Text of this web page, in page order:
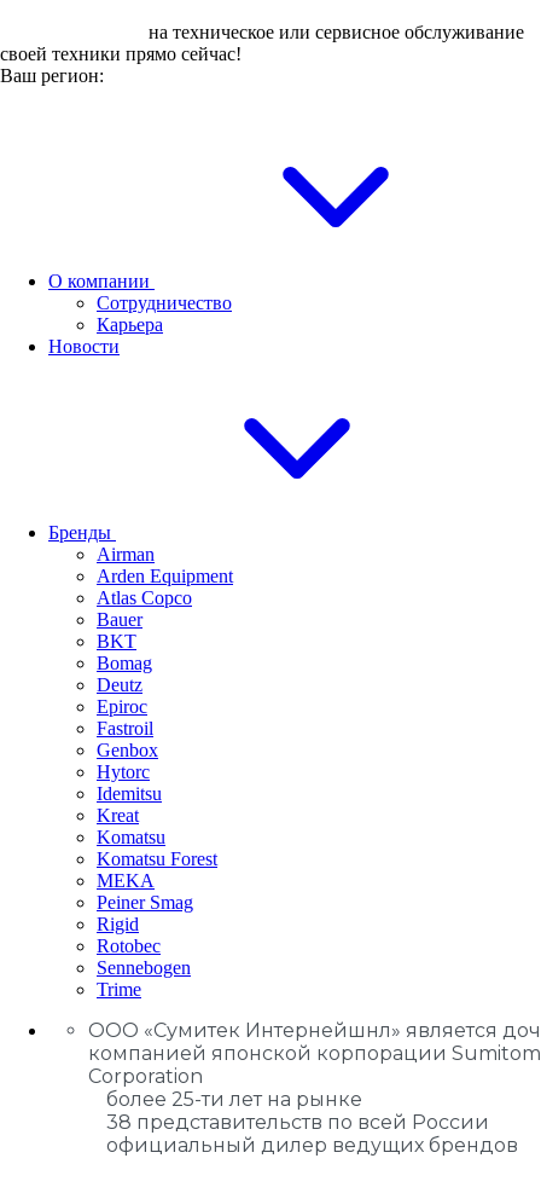
на техническое или сервисное обслуживание
своей техники прямо сейчас!
Ваш регион:
О компании
Сотрудничество
Карьера
Новости
Бренды
Airman
Arden Equipment
Atlas Сopco
Bauer
BKT
Bomag
Deutz
Epiroc
Fastroil
Genbox
Hytorc
Idemitsu
Kreat
Komatsu
Komatsu Forest
MEKA
Peiner Smag
Rigid
Rotobec
Sennebogen
Trime
ООО «Сумитек Интернейшнл» является
компанией японской корпорации
Corporation
более 25-ти лет на рынке
38 представительств по всей России
официальный дилер ведущих брендов